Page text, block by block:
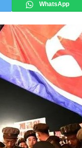
WhatsApp